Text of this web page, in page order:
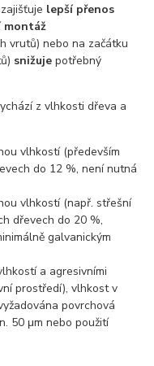
lepší přenos
montáž
vrutů) nebo na začátku
snižujepotřebný
z vlhkosti dřeva a
vlhkostí (především
do 12 %, není nutná
vlhkostí (např. střešní
dřevech do 20 %,
galvanickým
a agresivními
prostředí), vlhkost v
povrchová
50 μm nebo použití